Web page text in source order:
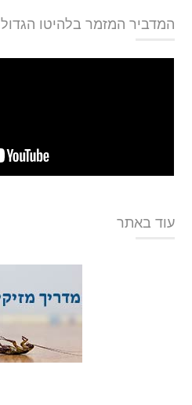
המדביר המזמר בלהיטו הגדול
עוד באתר